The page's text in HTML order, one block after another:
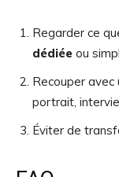
Regarder ce
dédiée ou
Recouper avec
portrait,
Éviter de